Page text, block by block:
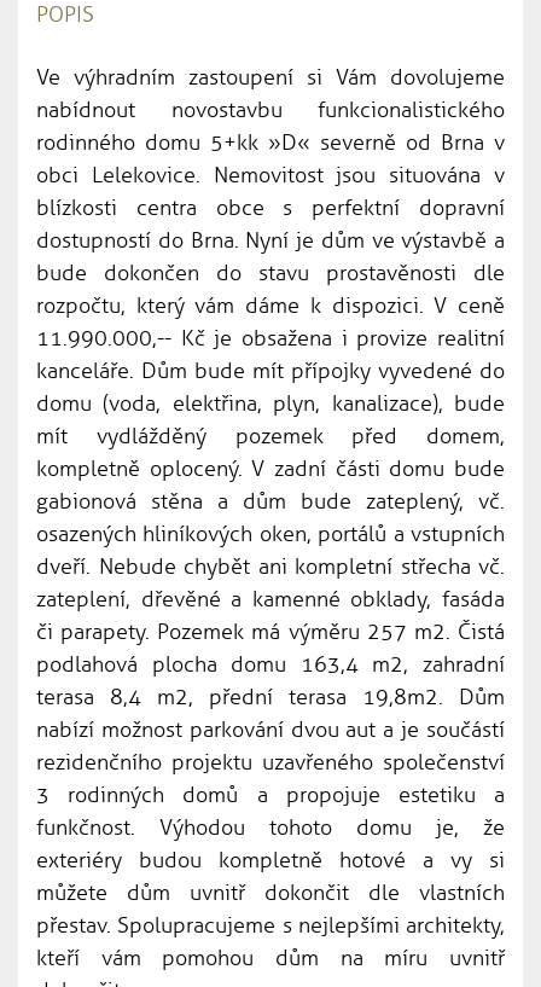
POPIS
Ve výhradním zastoupení si Vám dovolujeme
nabídnout novostavbu funkcionalistického
rodinného domu 5+kk »D« severně od Brna v
obci Lelekovice. Nemovitost jsou situována v
blízkosti centra obce s perfektní dopravní
dostupností do Brna. Nyní je dům ve výstavbě a
bude dokončen do stavu prostavěnosti dle
rozpočtu, který vám dáme k dispozici. V ceně
11.990.000,-- Kč je obsažena i provize realitní
kanceláře. Dům bude mít přípojky vyvedené do
domu (voda, elektřina, plyn, kanalizace), bude
mít vydlážděný pozemek před domem,
kompletně oplocený. V zadní části domu bude
gabionová stěna a dům bude zateplený, vč.
osazených hliníkových oken, portálů a vstupních
dveří. Nebude chybět ani kompletní střecha vč.
zateplení, dřevěné a kamenné obklady, fasáda
či parapety. Pozemek má výměru 257 m2. Čistá
podlahová plocha domu 163,4 m2, zahradní
terasa 8,4 m2, přední terasa 19,8m2. Dům
nabízí možnost parkování dvou aut a je součástí
rezidenčního projektu uzavřeného společenství
3 rodinných domů a propojuje estetiku a
funkčnost. Výhodou tohoto domu je, že
exteriéry budou kompletně hotové a vy si
můžete dům uvnitř dokončit dle vlastních
přestav. Spolupracujeme s nejlepšími architekty,
kteří vám pomohou dům na míru uvnitř